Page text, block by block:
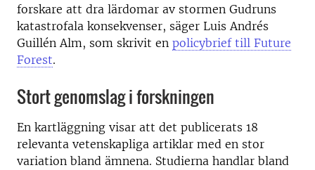
forskare att dra lärdomar av stormen Gudruns
katastrofala konsekvenser, säger Luis Andrés
Guillén Alm, som skrivit en policybrief till Future
Forest.
Stort genomslag i forskningen
En kartläggning visar att det publicerats 18
relevanta vetenskapliga artiklar med en stor
variation bland ämnena. Studierna handlar bland